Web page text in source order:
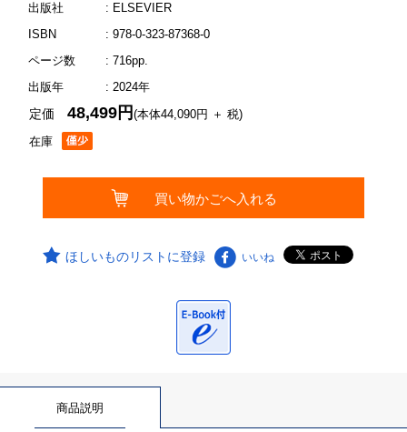
出版社
: ELSEVIER
ISBN
: 978-0-323-87368-0
ページ数
: 716pp.
出版年
: 2024年
在庫
定価48,499円(本体44,090円 ＋ 税)
ほしいものリストに登録 いいね
商品説明